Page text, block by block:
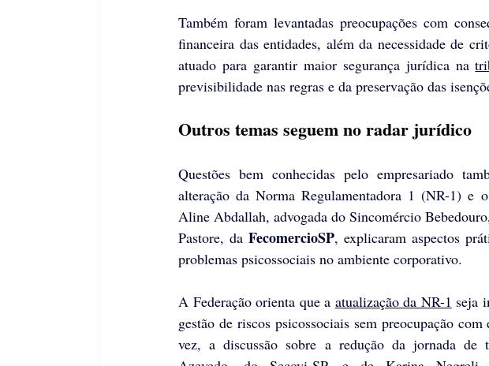
Também foram levantadas preocupações com
financeira das entidades, além da necessidade de
atuado para garantir maior segurança jurídica na
previsibilidade nas regras e da preservação das
Outros temas seguem no radar jurídico
Questões bem conhecidas pelo empresariado
alteração da Norma Regulamentadora 1 (NR-1) e
Aline Abdallah, advogada do Sincomércio
Pastore, da FecomercioSP, explicaram aspectos
problemas psicossociais no ambiente corporativo.
A Federação orienta que a atualização da NR-1 seja
gestão de riscos psicossociais sem preocupação
vez, a discussão sobre a redução da jornada de